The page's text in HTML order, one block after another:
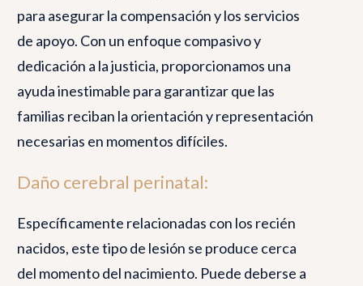
para asegurar la compensación y los servicios
de apoyo. Con un enfoque compasivo y
dedicación a la justicia, proporcionamos una
ayuda inestimable para garantizar que las
familias reciban la orientación y representación
necesarias en momentos difíciles.
Daño cerebral perinatal:
Específicamente relacionadas con los recién
nacidos, este tipo de lesión se produce cerca
del momento del nacimiento. Puede deberse a